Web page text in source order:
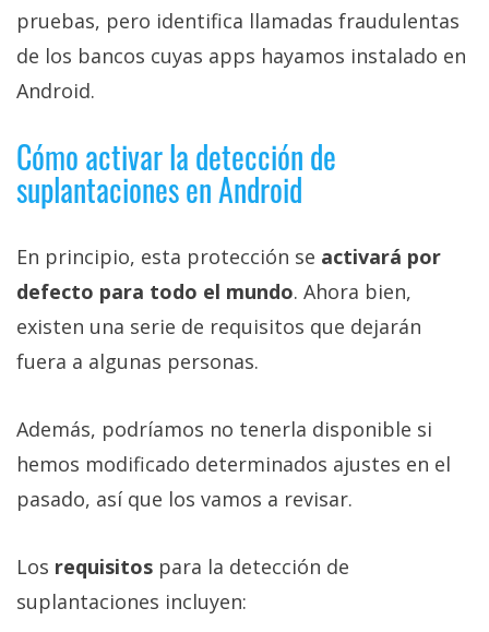
pruebas, pero identifica llamadas fraudulentas
de los bancos cuyas apps hayamos instalado en
Android.
Cómo activar la detección de
suplantaciones en Android
En principio, esta protección se activará por
defecto para todo el mundo. Ahora bien,
existen una serie de requisitos que dejarán
fuera a algunas personas.
Además, podríamos no tenerla disponible si
hemos modificado determinados ajustes en el
pasado, así que los vamos a revisar.
Los requisitos para la detección de
suplantaciones incluyen: